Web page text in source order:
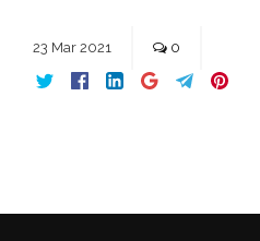
23 Mar 2021 0